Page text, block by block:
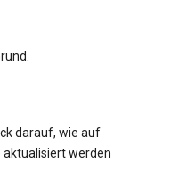
darauf, wie auf
werden